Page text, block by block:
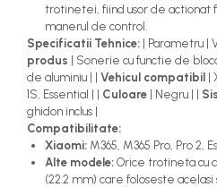
trotinetei, fiind usor de actionat
manerul de control.
Specificatii Tehnice: | Parametru |
produs | Sonerie cu functie de
de aluminiu | | Vehicul compatibil
|
1S, Essential | | Culoare | Negru | |
ghidon inclus |
Compatibilitate:
Xiaomi: M365, M365 Pro, Pro 2,
Alte modele: Orice trotineta cu
(22.2 mm) care foloseste